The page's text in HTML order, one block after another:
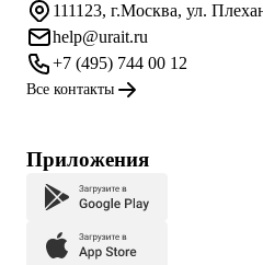
111123, г.Москва, ул.
help@urait.ru
+7 (495) 744 00 12
Все контакты
Приложения